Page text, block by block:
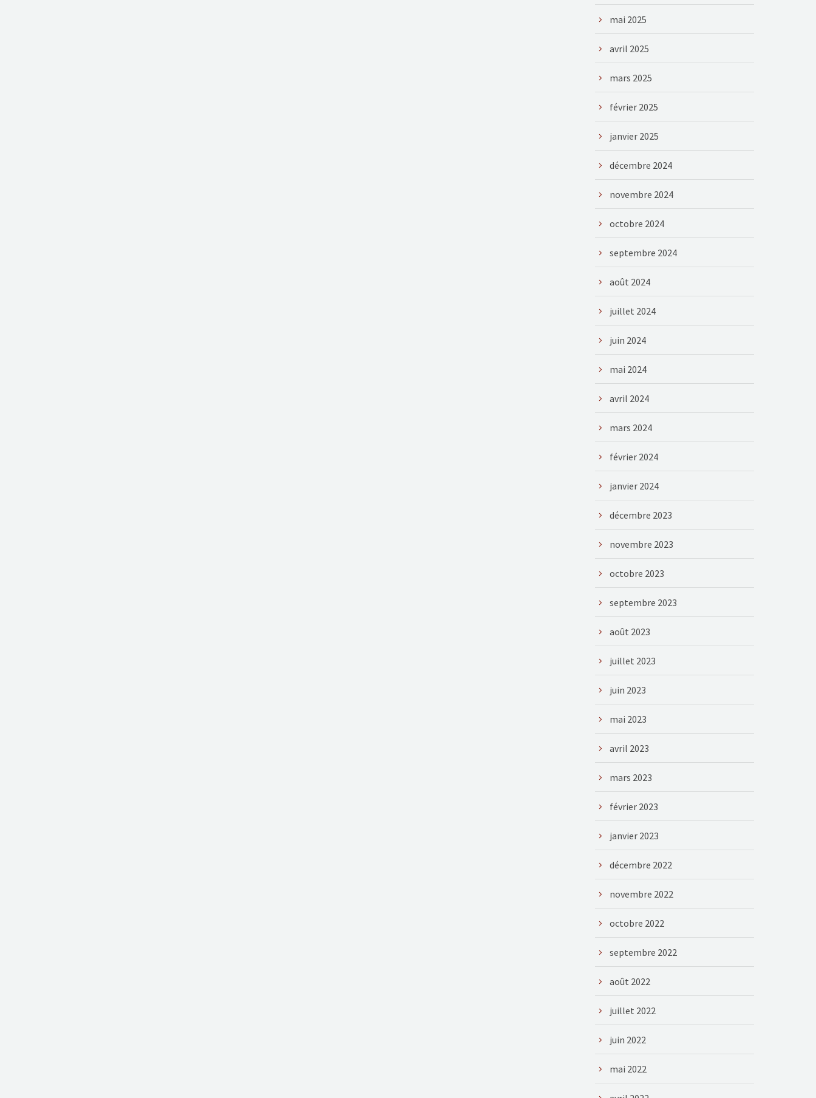
mai 2025
avril 2025
mars 2025
février 2025
janvier 2025
décembre 2024
novembre 2024
octobre 2024
septembre 2024
août 2024
juillet 2024
juin 2024
mai 2024
avril 2024
mars 2024
février 2024
janvier 2024
décembre 2023
novembre 2023
octobre 2023
septembre 2023
août 2023
juillet 2023
juin 2023
mai 2023
avril 2023
mars 2023
février 2023
janvier 2023
décembre 2022
novembre 2022
octobre 2022
septembre 2022
août 2022
juillet 2022
juin 2022
mai 2022